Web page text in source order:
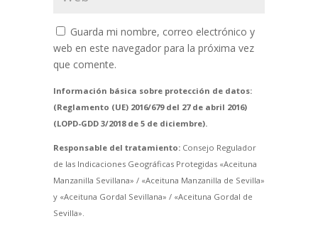
Guarda mi nombre, correo electrónico y
web en este navegador para la próxima vez
que comente.
Información básica sobre protección de datos:
(Reglamento (UE) 2016/679 del 27 de abril 2016)
(LOPD-GDD 3/2018 de 5 de diciembre).
Responsable del tratamiento:Consejo Regulador
de las Indicaciones Geográficas Protegidas «Aceituna
Manzanilla Sevillana» / «Aceituna Manzanilla de Sevilla»
y «Aceituna Gordal Sevillana» / «Aceituna Gordal de
Sevilla».